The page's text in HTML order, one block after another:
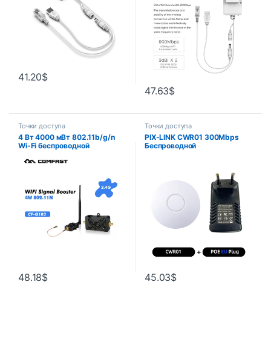
41.20$
47.63$
Точки доступа
4 Вт 4000 мВт 802.11b/g/n
Wi-Fi беспроводной
2,4 ГГц WLAN усилитель
48.18$
Точки доступа
PIX-LINK CWR01 300Mbps
Беспроводной
ретранслятор настенный Wifi
точка доступа POE источник
45.03$